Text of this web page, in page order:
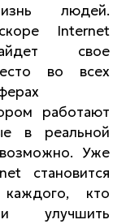
людей.
Internet
свое
во всех
работают
в реальной
Уже
становится
кто
улучшить